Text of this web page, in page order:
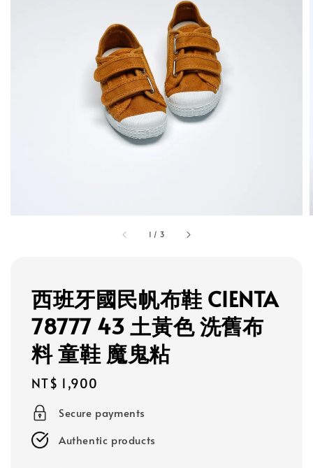
1 / 3
西班牙國民帆布鞋 CIENTA
78777 43 土黃色 洗舊布
料 童鞋 魔鬼粘
Regular
price
NT$ 1,900
Secure payments
Authentic products